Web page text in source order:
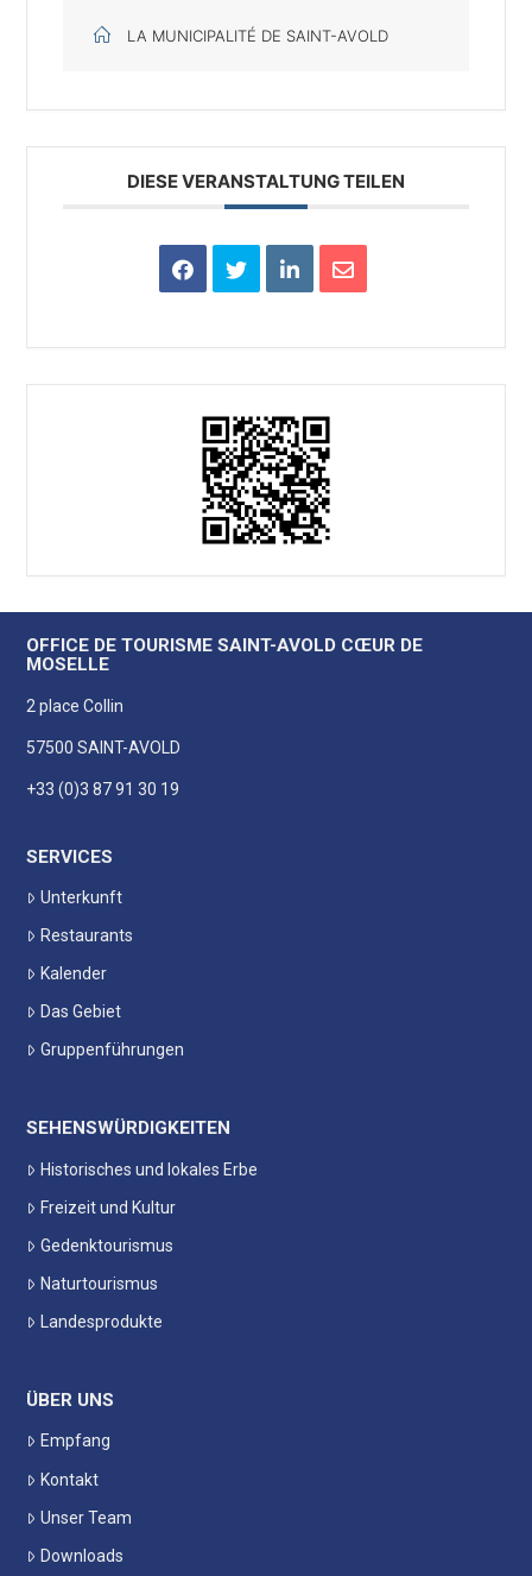
LA MUNICIPALITÉ DE SAINT-AVOLD
DIESE VERANSTALTUNG TEILEN
OFFICE DE TOURISME SAINT-AVOLD CŒUR DE
MOSELLE
2 place Collin
57500 SAINT-AVOLD
+33 (0)3 87 91 30 19
SERVICES
Unterkunft
Restaurants
Kalender
Das Gebiet
Gruppenführungen
SEHENSWÜRDIGKEITEN
Historisches und lokales Erbe
Freizeit und Kultur
Gedenktourismus
Naturtourismus
Landesprodukte
ÜBER UNS
Empfang
Kontakt
Unser Team
Downloads